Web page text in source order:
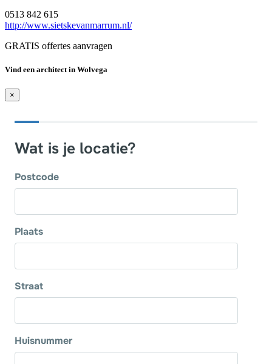
0513 842 615
http://www.sietskevanmarrum.nl/
GRATIS offertes aanvragen
Vind een architect in Wolvega
×